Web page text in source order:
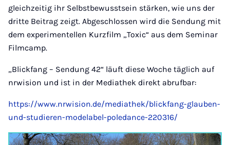
gleichzeitig ihr Selbstbewusstsein stärken, wie uns der
dritte Beitrag zeigt. Abgeschlossen wird die Sendung mit
dem experimentellen Kurzfilm „Toxic“ aus dem Seminar
Filmcamp.
„Blickfang – Sendung 42“ läuft diese Woche täglich auf
nrwision und ist in der Mediathek direkt abrufbar:
https://www.nrwision.de/mediathek/blickfang-glauben-
und-studieren-modelabel-poledance-220316/